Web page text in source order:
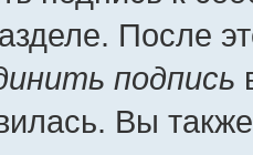
После
подпись
Вы